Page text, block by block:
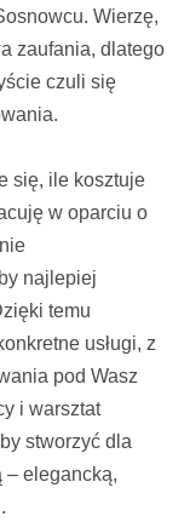
Wierzę,
zaufania, dlatego
czuli się
się, ile kosztuje
w oparciu o
najlepiej
temu
usługi, z
pod Wasz
i warsztat
stworzyć dla
– elegancką,